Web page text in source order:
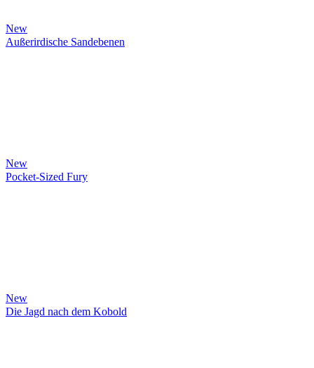
New
Außerirdische Sandebenen
New
Pocket-Sized Fury
New
Die Jagd nach dem Kobold